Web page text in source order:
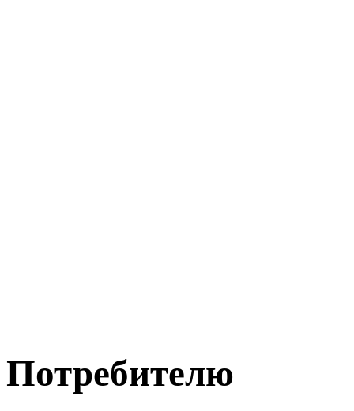
Потребителю